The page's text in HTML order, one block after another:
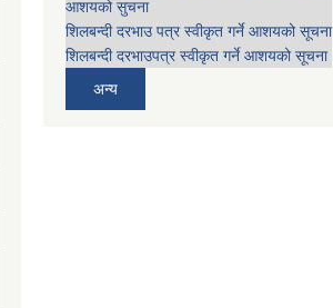
आशयको सुचना
शिलबन्दी दरभाउ पत्र स्वीकृत गर्ने आशयको सूचना
शिलबन्दी दरभाउपत्र स्वीकृत गर्ने आशयको सूचना
अन्य